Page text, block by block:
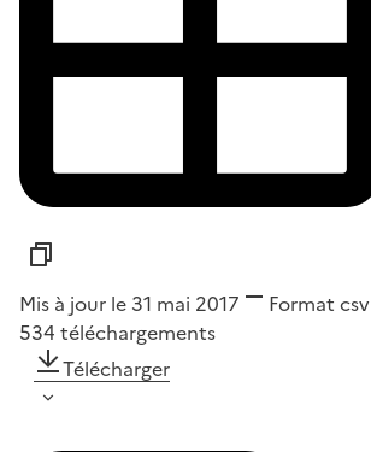
Mis à jour le 31 mai 2017 Format csv
534 téléchargements
Télécharger